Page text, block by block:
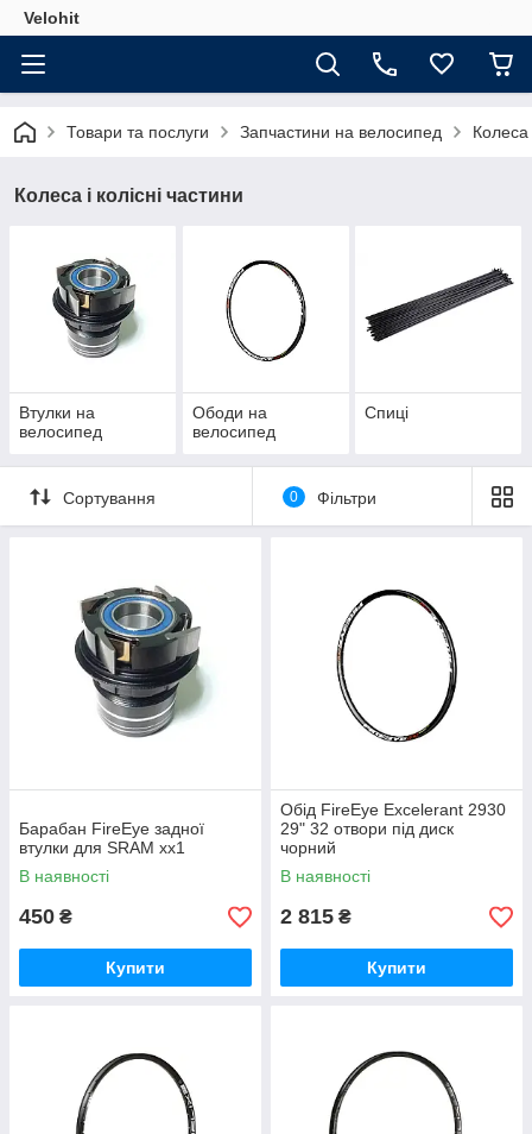
Velohit
Товари та послуги Запчастини на велосипед Колеса
Колеса і колісні частини
Втулки на
велосипед
Ободи на
велосипед
Спиці
Сортування 0 Фільтри
Барабан FireEye задної
втулки для SRAM xx1
В наявності
450 ₴
Купити
Обід FireEye Excelerant 2930
29" 32 отвори під диск
чорний
В наявності
2 815 ₴
Купити